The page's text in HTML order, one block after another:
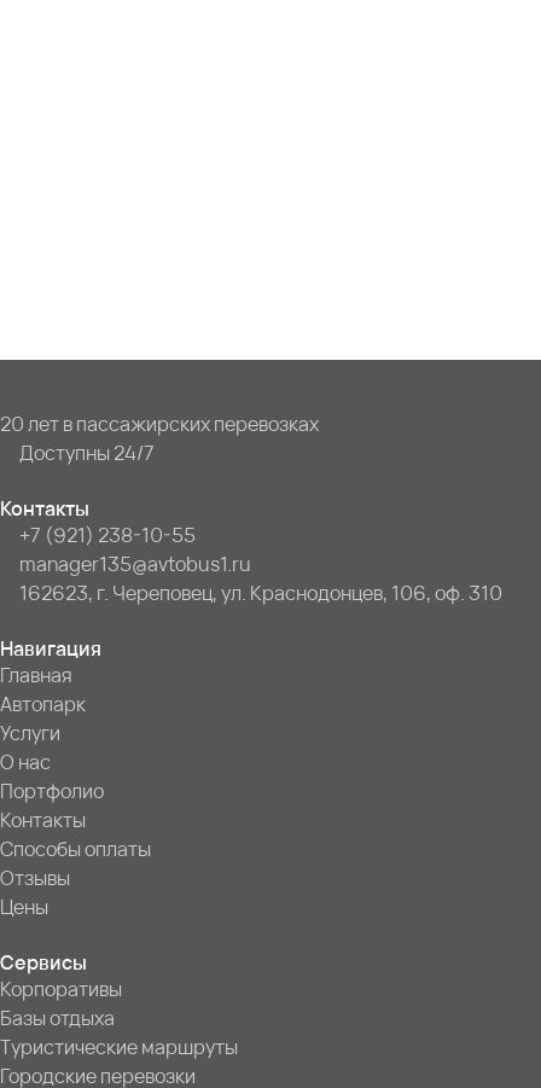
20 лет в пассажирских перевозках
Доступны 24/7
Контакты
+7 (921) 238-10-55
manager135@avtobus1.ru
162623, г. Череповец, ул. Краснодонцев, 106, оф. 310
Навигация
Главная
Автопарк
Услуги
О нас
Портфолио
Контакты
Способы оплаты
Отзывы
Цены
Сервисы
Корпоративы
Базы отдыха
Туристические маршруты
Городские перевозки